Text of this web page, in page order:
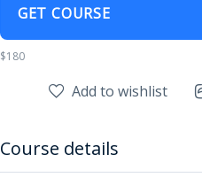
GET COURSE
$180
Add to wishlist
Course details